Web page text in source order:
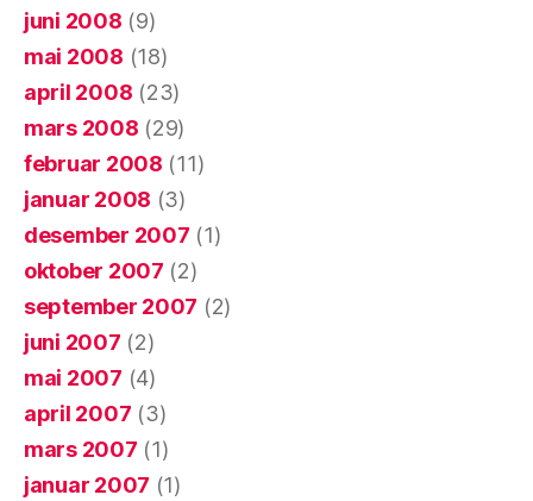
juni 2008 (9)
mai 2008 (18)
april 2008 (23)
mars 2008 (29)
februar 2008 (11)
januar 2008 (3)
desember 2007 (1)
oktober 2007 (2)
september 2007 (2)
juni 2007 (2)
mai 2007 (4)
april 2007 (3)
mars 2007 (1)
januar 2007 (1)